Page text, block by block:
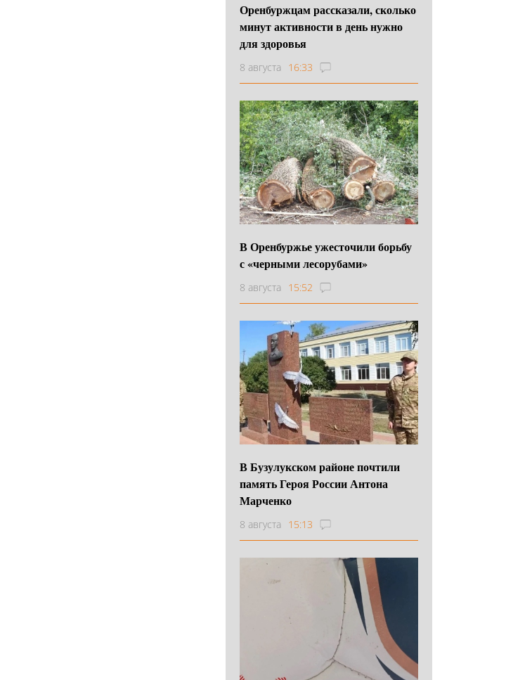
Оренбуржцам рассказали, сколько
минут активности в день нужно
для здоровья
8 августа 16:33
В Оренбуржье ужесточили борьбу
с «черными лесорубами»
8 августа 15:52
В Бузулукском районе почтили
память Героя России Антона
Марченко
8 августа 15:13